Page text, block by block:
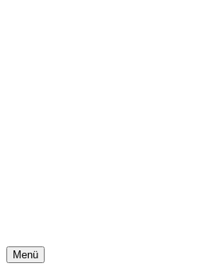
Menü